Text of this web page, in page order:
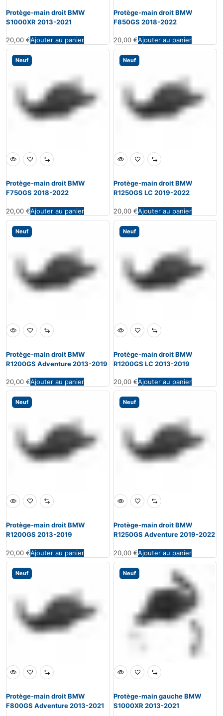
Protège-main droit BMW
S1000XR 2013-2021
20,00 €Ajouter au panier
Protège-main droit BMW
F850GS 2018-2022
20,00 €Ajouter au panier
Neuf
Protège-main droit BMW
F750GS 2018-2022
20,00 €Ajouter au panier
Neuf
Protège-main droit BMW
R1250GS LC 2019-2022
20,00 €Ajouter au panier
Neuf
Protège-main droit BMW
R1200GS Adventure 2013-2019
20,00 €Ajouter au panier
Neuf
Protège-main droit BMW
R1200GS LC 2013-2019
20,00 €Ajouter au panier
Neuf
Protège-main droit BMW
R1200GS 2013-2019
20,00 €Ajouter au panier
Neuf
Protège-main droit BMW
R1250GS Adventure 2019-2022
20,00 €Ajouter au panier
Neuf
Protège-main droit BMW
F800GS Adventure 2013-2021
Neuf
Protège-main gauche BMW
S1000XR 2013-2021